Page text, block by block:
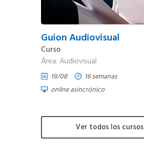
Guion Audiovisual
Curso
Área: Audiovisual
19/08
16 semanas
online asincrónico
Ver todos los cursos